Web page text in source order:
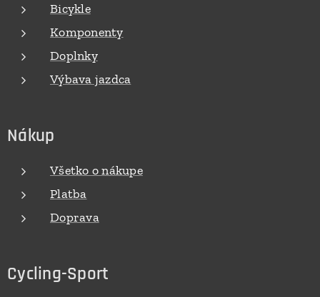
Bicykle
Komponenty
Doplnky
Výbava jazdca
Nákup
Všetko o nákupe
Platba
Doprava
Cycling-Sport